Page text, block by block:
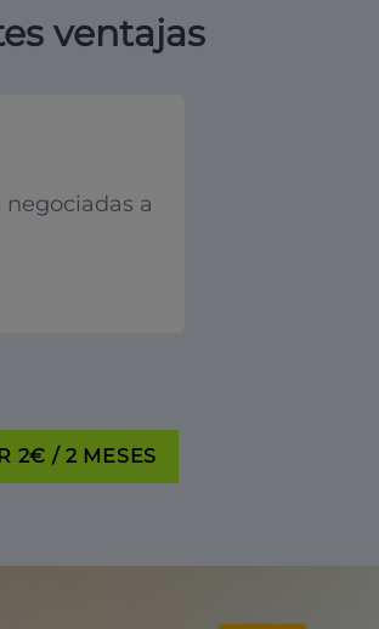
ventajas
negociadas a
2€ / 2 MESES